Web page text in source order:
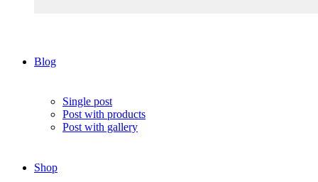
Blog
Single post
Post with products
Post with gallery
Shop